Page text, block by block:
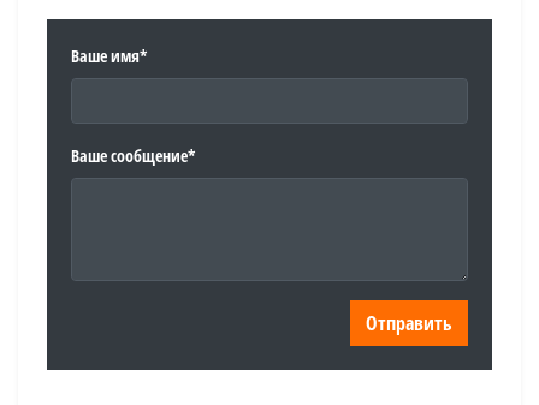
Ваше имя*
Ваше сообщение*